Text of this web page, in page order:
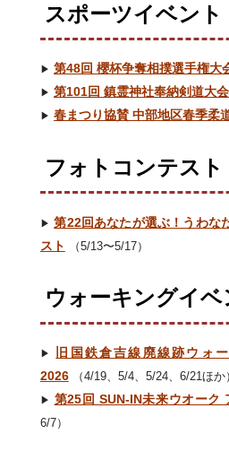
スポーツイベント
▶︎ 第48回 櫻杯争奪相撲選手権大
▶︎ 第101回 鎮霊神社奉納剣道大会
▶︎ 春まつり協賛 中部地区春季柔
フォトコンテスト
▶︎ 第22回あなたが選ぶ！うわな
スト
（5/13〜5/17）
ウォーキングイベ
▶︎
旧国鉄倉吉線廃線跡ウォ
2026
（4/19、5/4、5/24、6/21ほか
▶︎ 第25回 SUN-IN未来ウオーク
6/7）